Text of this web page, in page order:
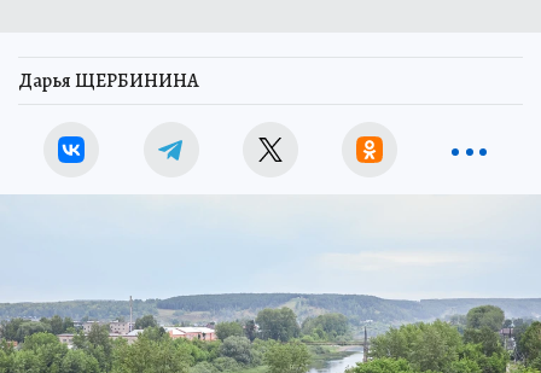
Дарья ЩЕРБИНИНА